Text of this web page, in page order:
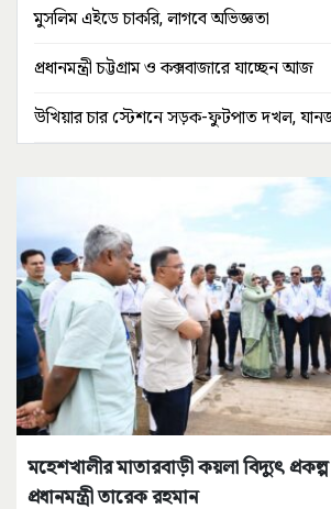
মুসলিম এইডে চাকরি, লাগবে অভিজ্ঞতা
প্রধানমন্ত্রী চট্টগ্রাম ও কক্সবাজারে যাচ্ছেন আজ
উখিয়ার চার স্টেশনে সড়ক-ফুটপাত দখল,
মহেশখালীর মাতারবাড়ী কয়লা বিদ্যুৎ
প্রধানমন্ত্রী তারেক রহমান